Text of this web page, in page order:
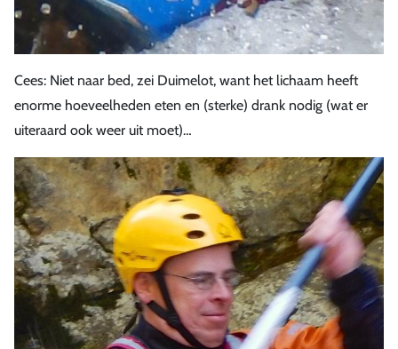
Cees: Niet naar bed, zei Duimelot, want het lichaam heeft
enorme hoeveelheden eten en (sterke) drank nodig (wat er
uiteraard ook weer uit moet)…